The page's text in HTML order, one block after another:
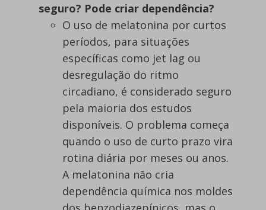
seguro? Pode criar dependência?
O uso de melatonina por curtos
períodos, para situações
específicas como jet lag ou
desregulação do ritmo
circadiano, é considerado seguro
pela maioria dos estudos
disponíveis. O problema começa
quando o uso de curto prazo vira
rotina diária por meses ou anos.
A melatonina não cria
dependência química nos moldes